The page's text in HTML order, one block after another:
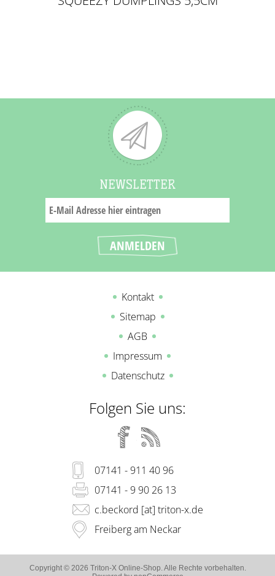
NEWSLETTER
Kontakt
Sitemap
AGB
Impressum
Datenschutz
Folgen Sie uns:
07141 - 911 40 96
07141 - 9 90 26 13
c.beckord [at] triton-x.de
Freiberg am Neckar
Copyright © 2026 Triton-X Online-Shop. Alle Rechte vorbehalten.